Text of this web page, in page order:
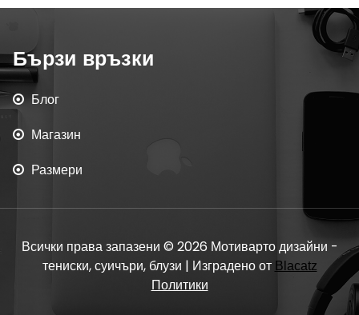
Бързи връзки
Блог
Магазин
Размери
Всички права запазени © 2026 Мотиварто дизайни -
тениски, суичъри, блузи | Изградено от Blacatz
Политики